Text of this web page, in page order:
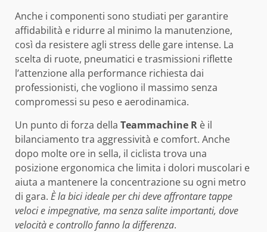
Anche i componenti sono studiati per garantire
affidabilità e ridurre al minimo la manutenzione,
così da resistere agli stress delle gare intense. La
scelta di ruote, pneumatici e trasmissioni riflette
l’attenzione alla performance richiesta dai
professionisti, che vogliono il massimo senza
compromessi su peso e aerodinamica.
Un punto di forza della Teammachine R è il
bilanciamento tra aggressività e comfort. Anche
dopo molte ore in sella, il ciclista trova una
posizione ergonomica che limita i dolori muscolari e
aiuta a mantenere la concentrazione su ogni metro
di gara. È la bici ideale per chi deve affrontare tappe
veloci e impegnative, ma senza salite importanti, dove
velocità e controllo fanno la differenza.